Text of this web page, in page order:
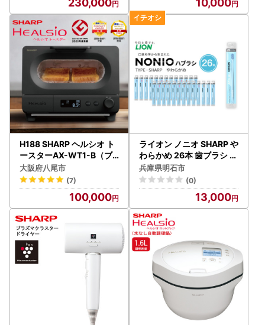
H188 SHARP ヘルシオ ト
ースターAX-WT1-B（ブ
ラック）
大阪府八尾市
(7)
100,000
ライオン ノニオ SHARP や
わらかめ 26本 歯ブラシ ハ
ブラシ
兵庫県明石市
(0)
13,000